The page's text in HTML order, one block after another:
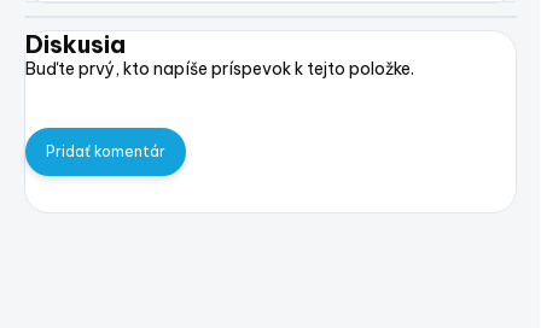
Diskusia
Buďte prvý, kto napíše príspevok k tejto položke.
Pridať komentár